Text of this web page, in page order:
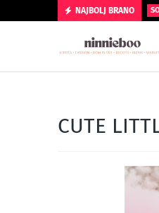
NAJBOLJ BRANO
CUTE